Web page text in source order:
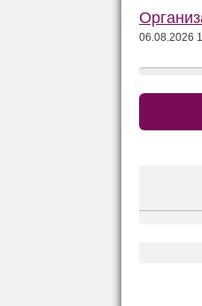
06.08.2026